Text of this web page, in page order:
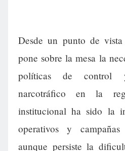
Desde un punto de
pone sobre la mesa la
políticas de control
narcotráfico en la
institucional ha sido la
operativos y
aunque persiste la